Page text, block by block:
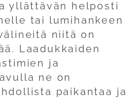
yllättävän helposti
tai lumihankeen
niitä on
Laadukkaiden
ja
ne on
paikantaa ja